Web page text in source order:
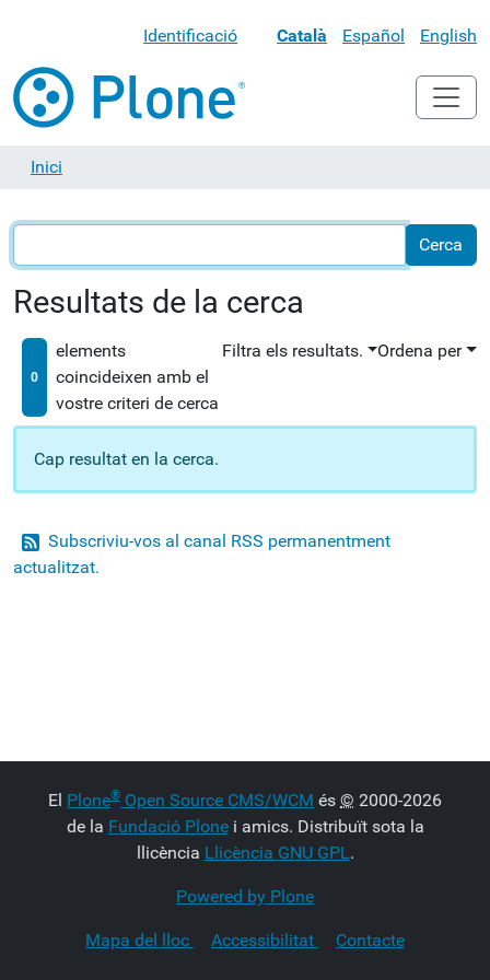
Identificació Català Español English
Inici
Resultats de la cerca
0
elements
coincideixen amb el
vostre criteri de cerca
Filtra els resultats. Ordena per
Cap resultat en la cerca.
Subscriviu-vos al canal RSS permanentment
actualitzat.
El Plone® Open Source CMS/WCM és © 2000-2026
de la Fundació Plonei amics. Distribuït sota la
llicència Llicència GNU GPL.
Powered by Plone
Mapa del lloc Accessibilitat Contacte